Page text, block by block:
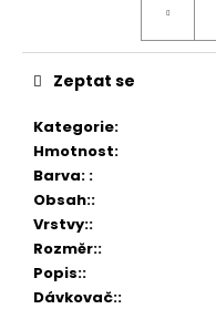
Kategorie:
Hmotnost:
Barva: :
Obsah::
Vrstvy::
Rozměr::
Popis::
Dávkovač::
Zeptat se
č
u
e
m
e
TORK
POLISHING
UTĚRKA
W1/W2/W3